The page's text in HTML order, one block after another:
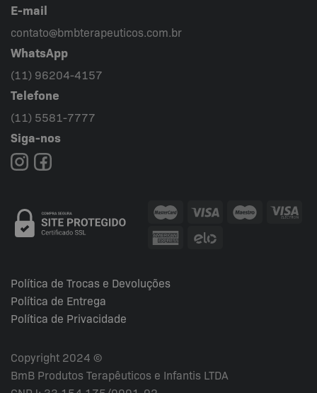
E-mail
contato@bmbterapeuticos.com.br
WhatsApp
(11) 96204-4157
Telefone
(11) 5581-7777
Siga-nos
Política de Trocas e Devoluções
Política de Entrega
Política de Privacidade
Copyright 2024 ©
BmB Produtos Terapêuticos e Infantis LTDA